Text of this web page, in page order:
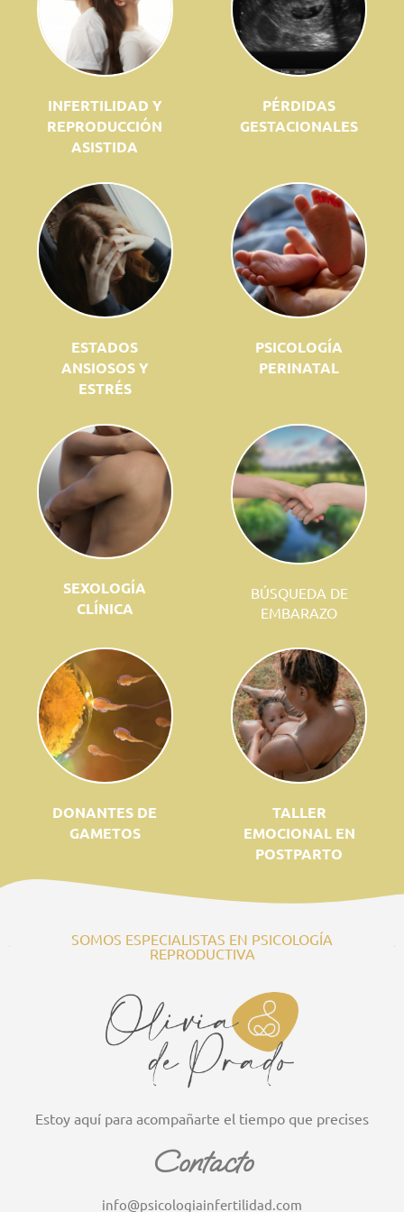
INFERTILIDAD Y
REPRODUCCIÓN
ASISTIDA
PÉRDIDAS
GESTACIONALES
ESTADOS
ANSIOSOS Y
ESTRÉS
PSICOLOGÍA
PERINATAL
SEXOLOGÍA
CLÍNICA
BÚSQUEDA DE
EMBARAZO
DONANTES DE
GAMETOS
TALLER
EMOCIONAL EN
POSTPARTO
SOMOS ESPECIALISTAS EN PSICOLOGÍA
REPRODUCTIVA
Estoy aquí para acompañarte el tiempo que precises
Contacto
info@psicologiainfertilidad.com